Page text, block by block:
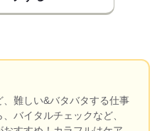
、難しい&バタバタする仕事
バイタルチェックなど、